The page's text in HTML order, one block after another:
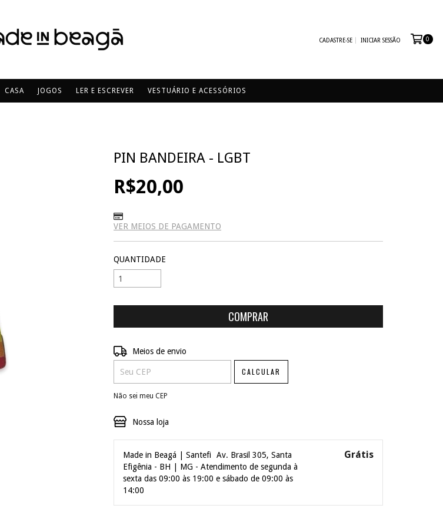
CADASTRE-SE INICIAR SESSÃO 0
CASA JOGOS LER E ESCREVER VESTUÁRIO E ACESSÓRIOS
PIN BANDEIRA - LGBT
R$20,00
VER MEIOS DE PAGAMENTO
QUANTIDADE
Entregas para o CEP:
Meios de envio
CALCULAR
Não sei meu CEP
Nossa loja
Made in Beagá | Santefi Av. Brasil 305, Santa
Efigênia - BH | MG - Atendimento de segunda à
sexta das 09:00 às 19:00 e sábado de 09:00 às
14:00
Grátis